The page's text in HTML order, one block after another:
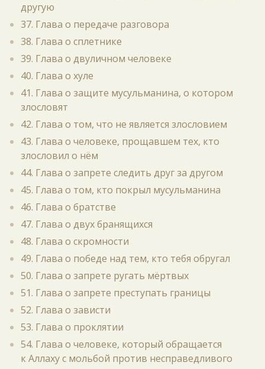
другую
37. Глава о передаче разговора
38. Глава о сплетнике
39. Глава о двуличном человеке
40. Глава о хуле
41. Глава о защите мусульманина, о котором
злословят
42. Глава о том, что не является злословием
43. Глава о человеке, прощавшем тех, кто
злословил о нём
44. Глава о запрете следить друг за другом
45. Глава о том, кто покрыл мусульманина
46. Глава о братстве
47. Глава о двух бранящихся
48. Глава о скромности
49. Глава о победе над тем, кто тебя обругал
50. Глава о запрете ругать мёртвых
51. Глава о запрете преступать границы
52. Глава о зависти
53. Глава о проклятии
54. Глава о человеке, который обращается
к Аллаху с мольбой против несправедливого